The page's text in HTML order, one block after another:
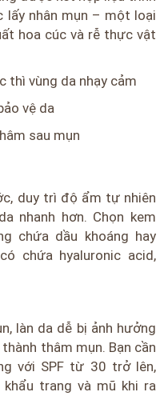
lấy nhân mụn – một loại
hoa cúc và rễ thực vật
thì vùng da nhạy cảm
vệ da
sau mụn
duy trì độ ẩm tự nhiên
nhanh hơn. Chọn kem
chứa dầu khoáng hay
chứa hyaluronic acid,
làn da dễ bị ảnh hưởng
thâm mụn. Bạn cần
với SPF từ 30 trở lên,
trang và mũ khi ra